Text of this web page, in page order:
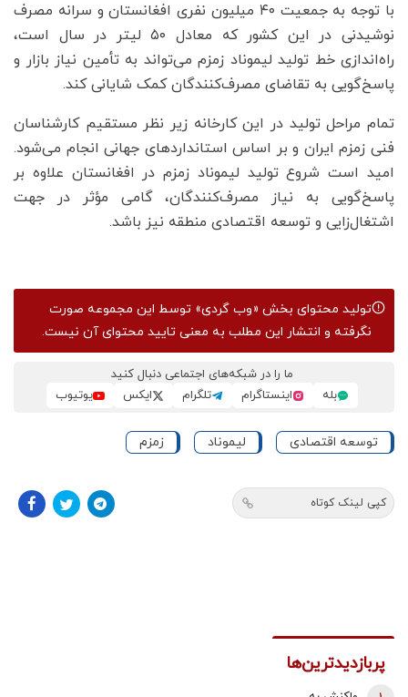
با توجه به جمعیت ۴۰ میلیون نفری افغانستان و سرانه مصرف
نوشیدنی در این کشور که معادل ۵۰ لیتر در سال است،
راه‌اندازی خط تولید لیموناد زمزم می‌تواند به تأمین نیاز بازار و
پاسخ‌گویی به تقاضای مصرف‌کنندگان کمک شایانی کند.
تمام مراحل تولید در این کارخانه زیر نظر مستقیم کارشناسان
فنی زمزم ایران و بر اساس استانداردهای جهانی انجام می‌شود.
امید است شروع تولید لیموناد زمزم در افغانستان علاوه بر
پاسخ‌گویی به نیاز مصرف‌کنندگان، گامی مؤثر در جهت
اشتغال‌زایی و توسعه اقتصادی منطقه نیز باشد.
تولید محتوای بخش «وب گردی» توسط این مجموعه صورت
نگرفته و انتشار این مطلب به معنی تایید محتوای آن نیست.
ما را در شبکه‌های اجتماعی دنبال کنید
بله
اینستاگرام تلگرام ایکس یوتیوب
توسعه اقتصادی لیموناد زمزم
کپی لینک کوتاه
پربازدیدترین‌ها